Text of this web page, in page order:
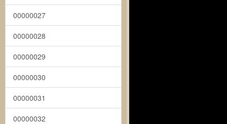
00000027
00000028
00000029
00000030
00000031
00000032